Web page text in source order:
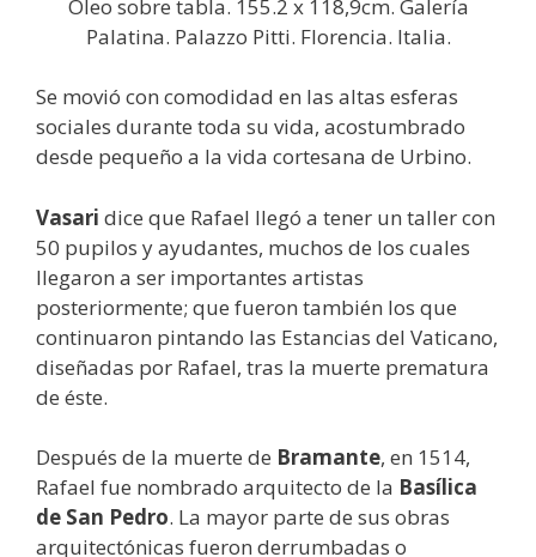
Óleo sobre tabla. 155.2 x 118,9cm. Galería
Palatina. Palazzo Pitti. Florencia. Italia.
Se movió con comodidad en las altas esferas
sociales durante toda su vida, acostumbrado
desde pequeño a la vida cortesana de Urbino.
Vasari dice que Rafael llegó a tener un taller con
50 pupilos y ayudantes, muchos de los cuales
llegaron a ser importantes artistas
posteriormente; que fueron también los que
continuaron pintando las Estancias del Vaticano,
diseñadas por Rafael, tras la muerte prematura
de éste.
Después de la muerte de Bramante, en 1514,
Rafael fue nombrado arquitecto de la Basílica
de San Pedro. La mayor parte de sus obras
arquitectónicas fueron derrumbadas o